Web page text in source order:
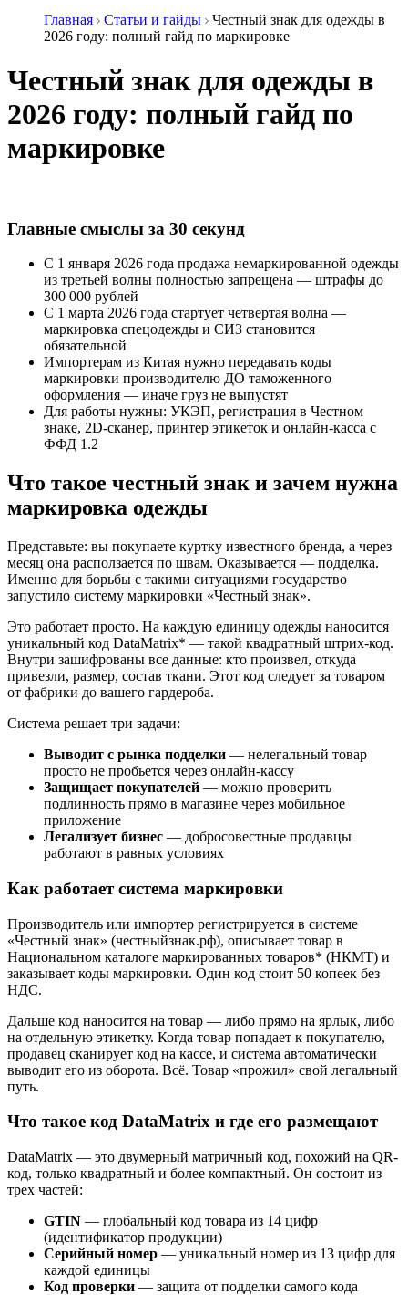
Главная
Статьи и гайды
Честный знак для одежды в
2026 году: полный гайд по маркировке
Честный знак для одежды в
2026 году: полный гайд по
маркировке
Главные смыслы за 30 секунд
С 1 января 2026 года продажа немаркированной одежды
из третьей волны полностью запрещена — штрафы до
300 000 рублей
С 1 марта 2026 года стартует четвертая волна —
маркировка спецодежды и СИЗ становится
обязательной
Импортерам из Китая нужно передавать коды
маркировки производителю ДО таможенного
оформления — иначе груз не выпустят
Для работы нужны: УКЭП, регистрация в Честном
знаке, 2D-сканер, принтер этикеток и онлайн-касса с
ФФД 1.2
Что такое честный знак и зачем нужна
маркировка одежды
Представьте: вы покупаете куртку известного бренда, а через
месяц она расползается по швам. Оказывается — подделка.
Именно для борьбы с такими ситуациями государство
запустило систему маркировки «Честный знак».
Это работает просто. На каждую единицу одежды наносится
уникальный код DataMatrix* — такой квадратный штрих-код.
Внутри зашифрованы все данные: кто произвел, откуда
привезли, размер, состав ткани. Этот код следует за товаром
от фабрики до вашего гардероба.
Система решает три задачи:
Выводит с рынка подделки — нелегальный товар
просто не пробьется через онлайн-кассу
Защищает покупателей — можно проверить
подлинность прямо в магазине через мобильное
приложение
Легализует бизнес — добросовестные продавцы
работают в равных условиях
Как работает система маркировки
Производитель или импортер регистрируется в системе
«Честный знак» (честныйзнак.рф), описывает товар в
Национальном каталоге маркированных товаров* (НКМТ) и
заказывает коды маркировки. Один код стоит 50 копеек без
НДС.
Дальше код наносится на товар — либо прямо на ярлык, либо
на отдельную этикетку. Когда товар попадает к покупателю,
продавец сканирует код на кассе, и система автоматически
выводит его из оборота. Всё. Товар «прожил» свой легальный
путь.
Что такое код DataMatrix и где его размещают
DataMatrix — это двумерный матричный код, похожий на QR-
код, только квадратный и более компактный. Он состоит из
трех частей:
GTIN — глобальный код товара из 14 цифр
(идентификатор продукции)
Серийный номер — уникальный номер из 13 цифр для
каждой единицы
Код проверки — защита от подделки самого кода